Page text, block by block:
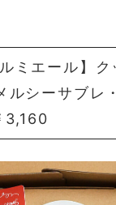
ミエール】
ルシーサブレ
3,160